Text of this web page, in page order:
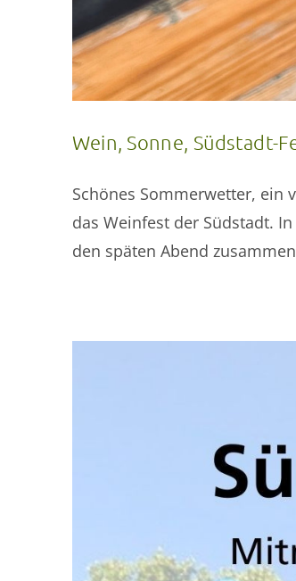
Wein, Sonne, Südstadt-
Schönes Sommerwetter, ein
das Weinfest der Südstadt.
den späten Abend